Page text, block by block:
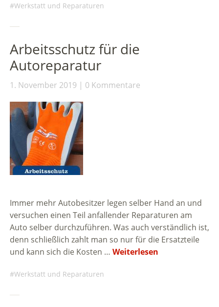
Werkstatt und Reparaturen
Arbeitsschutz für die
Autoreparatur
1. November 2019 0 Kommentare
Immer mehr Autobesitzer legen selber Hand an und
versuchen einen Teil anfallender Reparaturen am
Auto selber durchzuführen. Was auch verständlich ist,
denn schließlich zahlt man so nur für die Ersatzteile
und kann sich die Kosten … Weiterlesen
Werkstatt und Reparaturen